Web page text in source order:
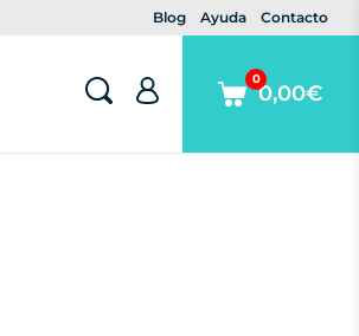
Blog Ayuda Contacto
0,00€
0